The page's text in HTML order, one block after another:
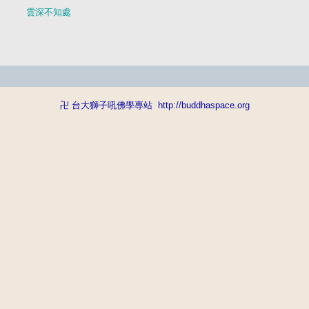
雲深不知處
卍 台大獅子吼佛學專站 http://buddhaspace.org